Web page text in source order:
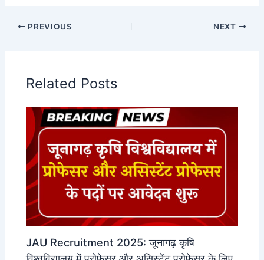
PREVIOUS NEXT
Related Posts
JAU Recruitment 2025: जूनागढ़ कृषि